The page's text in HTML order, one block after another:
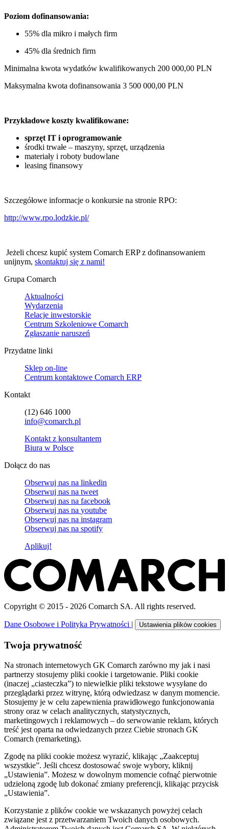
Poziom dofinansowania:
55% dla mikro i małych firm
45% dla średnich firm
Minimalna kwota wydatków kwalifikowanych 200 000,00 PLN
Maksymalna kwota dofinansowania 3 500 000,00 PLN
Przykładowe koszty kwalifikowane:
sprzęt IT i oprogramowanie
środki trwałe – maszyny, sprzęt, urządzenia
materiały i roboty budowlane
leasing finansowy
Szczegółowe informacje o konkursie na stronie RPO:
http://www.rpo.lodzkie.pl/
Jeżeli chcesz kupić system Comarch ERP z dofinansowaniem
unijnym, skontaktuj się z nami!
Grupa Comarch
Aktualności
Wydarzenia
Relacje inwestorskie
Centrum Szkoleniowe Comarch
Zgłaszanie naruszeń
Przydatne linki
Sklep on-line
Centrum kontaktowe Comarch ERP
Kontakt
(12) 646 1000
info@comarch.pl
Kontakt z konsultantem
Biura w Polsce
Dołącz do nas
Obserwuj nas na linkedin
Obserwuj nas na tweet
Obserwuj nas na facebook
Obserwuj nas na youtube
Obserwuj nas na instagram
Obserwuj nas na spotify
Aplikuj!
Copyright © 2015 - 2026 Comarch SA. All rights reserved.
Dane Osobowe i Polityka Prywatności | Ustawienia plików cookies
Twoja prywatność
Na stronach internetowych GK Comarch zarówno my jak i nasi
partnerzy stosujemy pliki cookie i targetowanie. Pliki cookie
(inaczej „ciasteczka”) to niewielkie pliki tekstowe wysyłane do
przeglądarki przez witrynę, którą odwiedzasz w danym momencie.
Stosujemy je w celu zapewnienia prawidłowego funkcjonowania
strony oraz w celach analitycznych, statystycznych,
marketingowych i reklamowych – do serwowanie reklam, których
treść jest oparta na odwiedzanych przez Ciebie stronach GK
Comarch (remarketing).
Zgodę na pliki cookie możesz wyrazić, klikając „Zaakceptuj
wszystkie”. Jeśli chcesz dostosować swoje wybory, kliknij
„Ustawienia”. Możesz w dowolnym momencie cofnąć pierwotnie
udzieloną zgodę lub dokonać zmiany preferencji, klikając przycisk
„Ustawienia”.
Korzystanie z plików cookie we wskazanych powyżej celach
związane jest z przetwarzaniem Twoich danych osobowych.